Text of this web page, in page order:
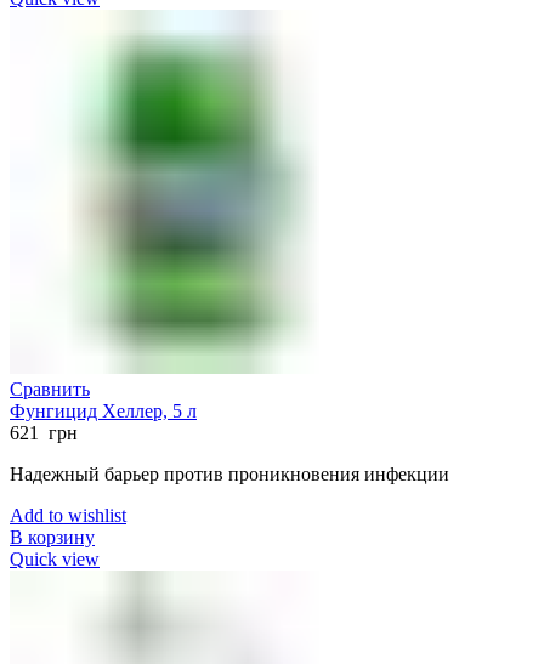
Сравнить
Фунгицид Хеллер, 5 л
621
грн
Надежный барьер против проникновения инфекции
Add to wishlist
В корзину
Quick view